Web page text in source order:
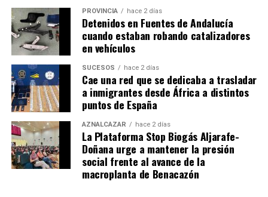
PROVINCIA hace 2 días
Detenidos en Fuentes de Andalucía
cuando estaban robando catalizadores
en vehículos
SUCESOS hace 2 días
Cae una red que se dedicaba a trasladar
a inmigrantes desde África a distintos
puntos de España
AZNALCÁZAR hace 2 días
La Plataforma Stop Biogás Aljarafe-
Doñana urge a mantener la presión
social frente al avance de la
macroplanta de Benacazón